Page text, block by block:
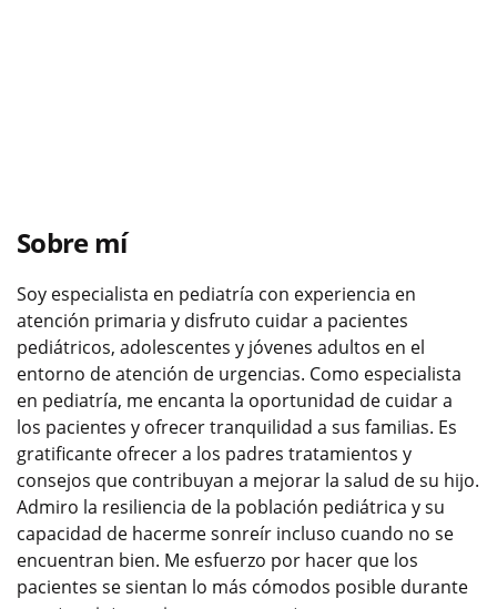
Sobre mí
Soy especialista en pediatría con experiencia en
atención primaria y disfruto cuidar a pacientes
pediátricos, adolescentes y jóvenes adultos en el
entorno de atención de urgencias. Como especialista
en pediatría, me encanta la oportunidad de cuidar a
los pacientes y ofrecer tranquilidad a sus familias. Es
gratificante ofrecer a los padres tratamientos y
consejos que contribuyan a mejorar la salud de su hijo.
Admiro la resiliencia de la población pediátrica y su
capacidad de hacerme sonreír incluso cuando no se
encuentran bien. Me esfuerzo por hacer que los
pacientes se sientan lo más cómodos posible durante